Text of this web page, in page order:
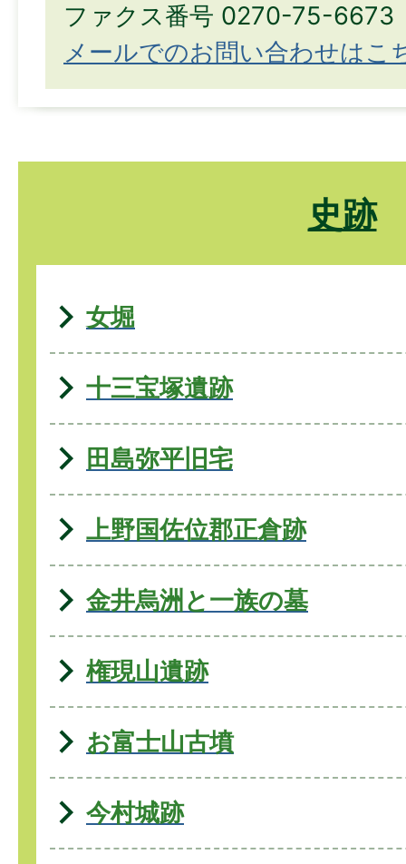
ファクス番号 0270-75-6673
メールでのお問い合わせはこ
史跡
女堀
十三宝塚遺跡
田島弥平旧宅
上野国佐位郡正倉跡
金井烏洲と一族の墓
権現山遺跡
お富士山古墳
今村城跡